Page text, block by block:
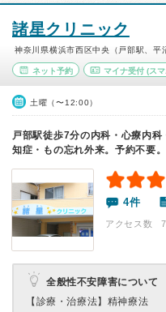
諸星クリニック
神奈川県横浜市西区中央（戸部駅、平
ネット予約 マイナ受付(スマ
土曜（〜12:00）
戸部駅徒歩7分の内科・心療内
知症・もの忘れ外来。予約不要。
4件
アクセス数 7
全般性不安障害について
【診療・治療法】 精神療法